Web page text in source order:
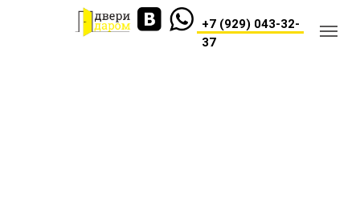
+7 (929) 043-32-
37